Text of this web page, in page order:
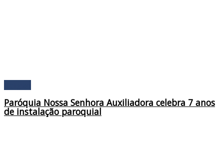
Paróquia Nossa Senhora Auxiliadora celebra 7 anos
de instalação paroquial